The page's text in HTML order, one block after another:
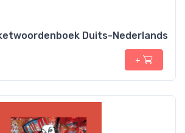
Duits-Nederlands
+